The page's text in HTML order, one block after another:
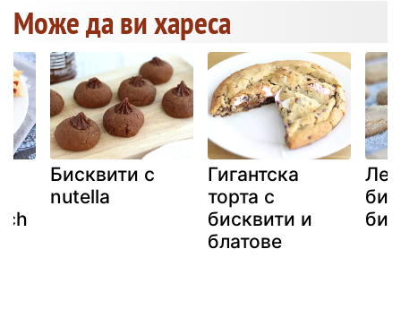
Може да ви хареса
Бисквити с
nutella
Гигантска
торта с
бисквити и
блатове